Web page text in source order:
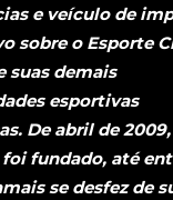
e veículo de
sobre o Esporte
suas demais
esportivas
De abril de 2009,
fundado, até
se desfez de